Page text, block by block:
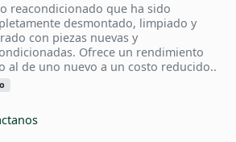
reacondicionado que ha sido
desmontado, limpiado y
con piezas nuevas y
Ofrece un rendimiento
al de uno nuevo a un costo reducido..